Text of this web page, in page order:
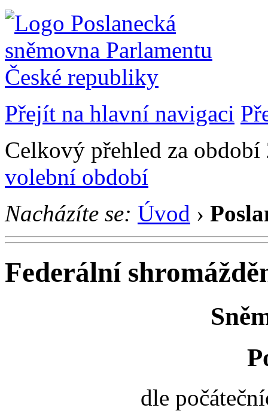
Přejít na hlavní navigaci
Celkový přehled za
volební období
Nacházíte se: Úvod ›
Federální
dle